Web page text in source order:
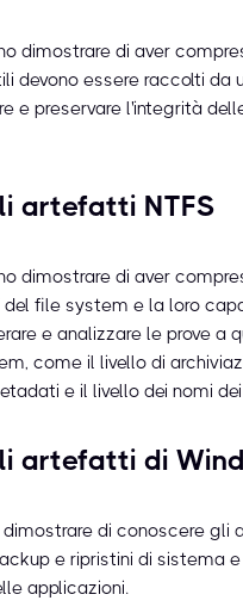
dimostrare di aver
devono essere raccolti da
e preservare l'integrità
artefatti NTFS
dimostrare di aver
file system e la loro
e analizzare le prove a
come il livello di
e il livello dei nomi
artefatti di
di conoscere gli
e ripristini di sistema e
applicazioni.